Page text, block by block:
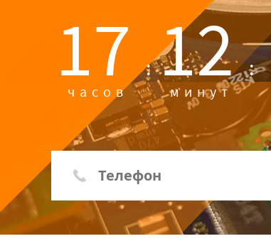
17 :
часов 12 :
минут